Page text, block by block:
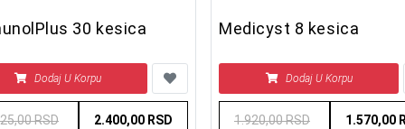
30 kesica
Dodaj U Korpu
RSD 2.400,00 RSD
Medicyst 8 kesica
Dodaj U Korpu
1.920,00 RSD 1.570,00